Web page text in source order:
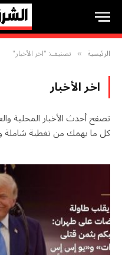
الرئيسية » تصنيف: "اخر الأخبار"
اخر الأخبار
تصفح أحدث الأخبار المحلية
كل ما يهمك من تغطية شاملة